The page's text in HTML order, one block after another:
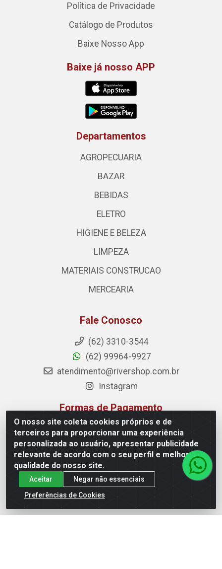
O nosso site coleta cookies próprios e de
terceiros para proporcionar uma experiência
personalizada ao usuário, apresentar publicidade
relevante de acordo com o seu perfil e melhorar a
qualidade do nosso site.
Aceitar
Negar não essenciais
Preferências de Cookies
Política de Privacidade
Catálogo de Produtos
Baixe Nosso App
Baixe já nosso APP
Departamentos
AGROPECUARIA
BAZAR
BEBIDAS
ELETRO
HIGIENE E BELEZA
LIMPEZA
MATERIAIS CONSTRUCAO
MERCEARIA
Fale Conosco
(62) 3310-3544
(62) 99964-9927
atendimento@rivershop.com.br
Instagram
Formas de Pagamento
Site Seguro